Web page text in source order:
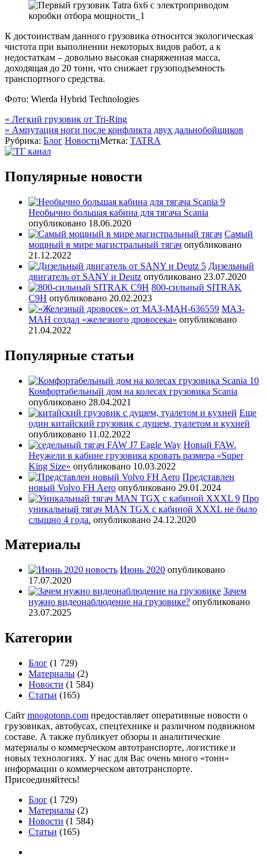
К достоинствам данного грузовика относится экологическая
чистота при выполнении некоторых видов работ, а к
недостаткам – довольно высокая снаряженная масса,
доходящая до 20 тонн, что снижает грузоподъемность
транспортного средства.
Фото: Wierda Hybrid Technologies
Навигация
по
записям
« Легкий грузовик от Tri-Ring
» Ампутация ноги после конфликта двух дальнобойщиков
Рубрика: Блог НовостиМетка: TATRA
Популярные новости
Необычно большая кабина для тягача Scania
опубликовано 18.06.2020
Самый
мощный в мире магистральный тягач опубликовано
21.12.2022
Дизельный
двигатель от SANY и Deutz опубликовано 23.07.2020
800-сильный SITRAK
C9H опубликовано 20.02.2023
МАЗ-
МАН создал «железного дровосека» опубликовано
21.04.2022
Популярные статьи
Комфортабельный дом на колесах грузовика Scania
опубликовано 28.04.2021
Еще
один китайский грузовик с душем, туалетом и кухней
опубликовано 11.02.2022
Новый FAW.
Неужели в кабине грузовика кровать размера «Super
King Size» опубликовано 10.03.2022
Представлен
новый Volvo FH Aero опубликовано 29.01.2024
Про
уникальный тягач MAN TGX с кабиной XXXL не было
слышно 4 года. опубликовано 24.12.2020
Материалы
Июнь 2020 опубликовано
17.07.2020
Зачем
нужно видеонаблюдение на грузовике? опубликовано
23.07.2025
Категории
Блог (1 729)
Материалы (2)
Новости (1 584)
Статьи (165)
Сайт mnogotonn.com предоставляет оперативные новости о
грузовиках, автобусах, спецтехнике и различном подвижном
составе. А также публикует обзоры и аналитические
материалы о коммерческом автотранспорте, логистике и
новых технологиях. У нас для Вас очень много «тонн»
информации о коммерческом автотранспорте.
Присоединяйтесь!
Блог (1 729)
Материалы (2)
Новости (1 584)
Статьи (165)